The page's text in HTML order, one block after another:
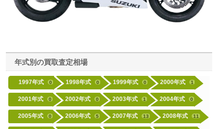
年式別の買取査定相場
1997年式 0 1998年式 0 1999年式 0 2000年式 1
2001年式 0 2002年式 0 2003年式 1 2004年式 0
2005年式 0 2006年式 5 2007年式 13 2008年式 11